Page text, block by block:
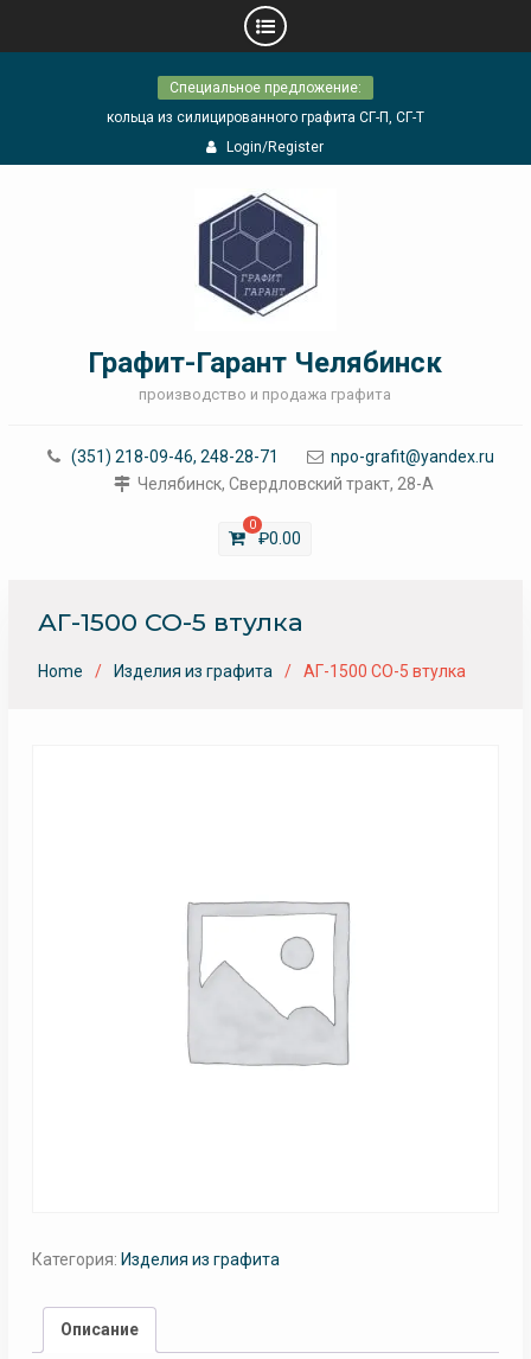
Специальное предложение:
кольца из силицированного графита СГ-П, СГ-Т
Login/Register
Графит-Гарант Челябинск
производство и продажа графита
(351) 218-09-46, 248-28-71
npo-grafit@yandex.ru
Челябинск, Свердловский тракт, 28-А
0
₽0.00
АГ-1500 СО-5 втулка
Home Изделия из графита АГ-1500 СО-5 втулка
Категория: Изделия из графита
Описание